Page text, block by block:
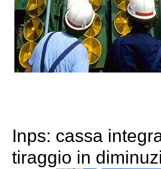
Inps: cassa
tiraggio in